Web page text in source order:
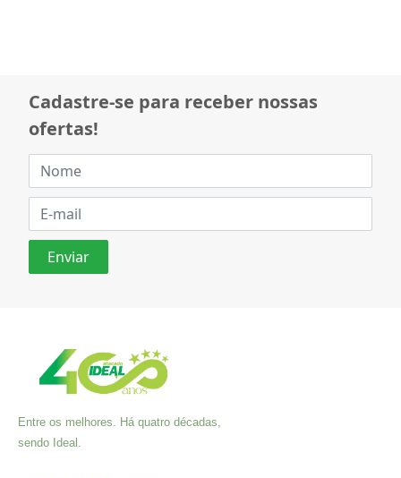
Cadastre-se para receber nossas
ofertas!
Entre os melhores. Há quatro décadas,
sendo Ideal.